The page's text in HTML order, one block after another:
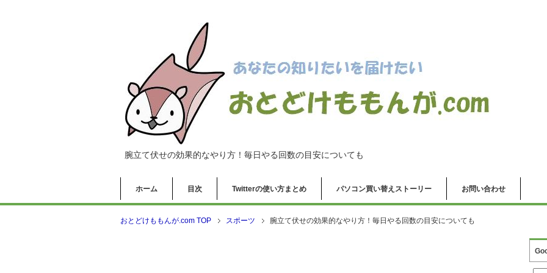
腕立て伏せの効果的なやり方！毎日やる回数の目安についても
ホーム 目次 Twitterの使い方まとめ パソコン買い替えストーリー お問い合わせ
おとどけももんが.com TOP スポーツ 腕立て伏せの効果的なやり方！毎日やる回数の目安についても